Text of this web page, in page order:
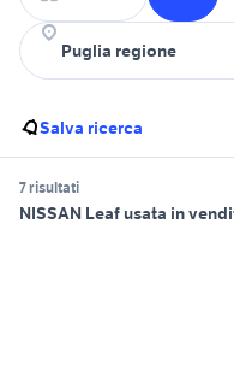
Salva ricerca
7 risultati
NISSAN Leaf usata in